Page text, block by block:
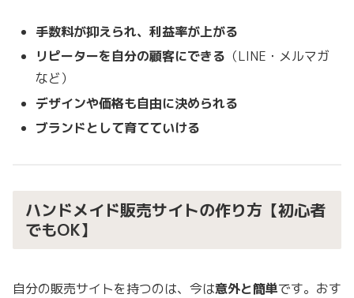
手数料が抑えられ、利益率が上がる
リピーターを自分の顧客にできる （LINE・メルマガ
など）
デザインや価格も自由に決められる
ブランドとして育てていける
ハンドメイド販売サイトの作り方【初心者
でもOK】
自分の販売サイトを持つのは、今は意外と簡単です。おす